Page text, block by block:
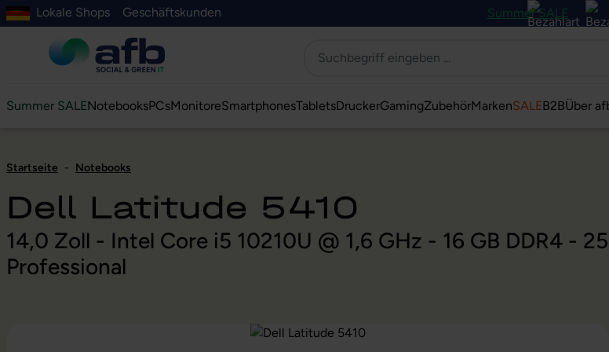
springen
Suche springen
Zur Hauptnavigation springen
Zur Navigation der B2B-Plattform springen
Lokale Shops Geschäftskunden Summer SALE
Summer SALENotebooksPCsMonitoreSmartphonesTabletsDruckerGamingZubehörMarkenSALEB2BÜber
Startseite - Notebooks
Dell Latitude 5410
14,0 Zoll - Intel Core i5 10210U @ 1,6 GHz - 16 GB DDR4 -
Professional